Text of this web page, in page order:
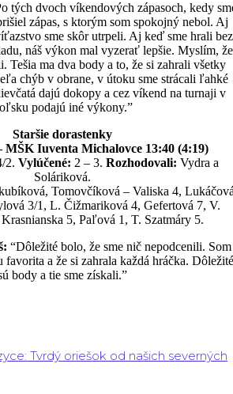
tých dvoch víkendových zápasoch, kedy
zápas, s ktorým som spokojný nebol. Aj
sme skôr utrpeli. Aj keď sme hrali bez
náš výkon mal vyzerať lepšie. Myslím, že
Tešia ma dva body a to, že si zahrali všetky
chýb v obrane, v útoku sme strácali ľahké
dajú dokopy a cez víkend na turnaji v
podajú iné výkony.”
Staršie dorastenky
MŠK Iuventa Michalovce 13:40 (4:19)
2. Vylúčené: 2 – 3. Rozhodovali: Vydra a
Soláriková.
Tomovčíková – Valiska 4,
3/1, L. Čižmariková 4, Gefertová 7, V.
5, Paľová 1, T. Szatmáry 5.
“Dôležité bolo, že sme nič nepodcenili. Som
favorita a že si zahrala každá hráčka. Dôležité
body a tie sme získali.”
Tvrdý oriešok od našich severných